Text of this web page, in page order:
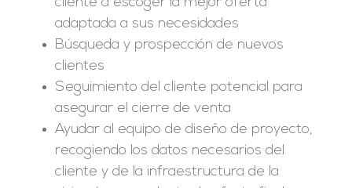
adaptada a sus necesidades
Búsqueda y prospección de nuevos
clientes
Seguimiento del cliente potencial para
asegurar el cierre de venta
Ayudar al equipo de diseño de proyecto,
recogiendo los datos necesarios del
cliente y de la infraestructura de la